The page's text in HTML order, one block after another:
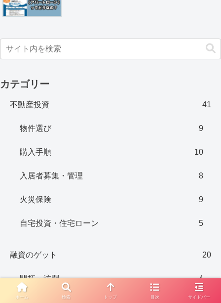
カテゴリー
不動産投資 41
物件選び 9
購入手順 10
入居者募集・管理 8
火災保険 9
自宅投資・住宅ローン 5
融資のゲット 20
開拓・訪問 4
ホーム 検索 トップ 目次 サイドバー